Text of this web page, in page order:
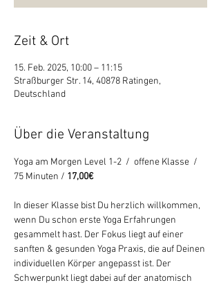
Zeit & Ort
15. Feb. 2025, 10:00 – 11:15
Straßburger Str. 14, 40878 Ratingen,
Deutschland
Über die Veranstaltung
Yoga am Morgen Level 1-2  /  offene Klasse  /
75 Minuten / 17,00€
In dieser Klasse bist Du herzlich willkommen,
wenn Du schon erste Yoga Erfahrungen
gesammelt hast. Der Fokus liegt auf einer
sanften & gesunden Yoga Praxis, die auf Deinen
individuellen Körper angepasst ist. Der
Schwerpunkt liegt dabei auf der anatomisch